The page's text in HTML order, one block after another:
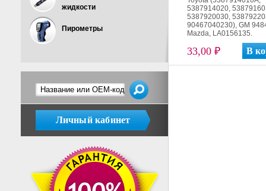
жидкости
Пирометры
Личный кабинет
5387914020,
5387920030,
90467040230), GM
Mazda, LA0156135.
33,00 ₽